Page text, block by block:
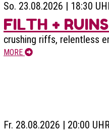
So. 23.08.2026 | 18:30
FILTH +
crushing riffs, relentless
MORE
Fr. 28.08.2026 | 20:00 UHR